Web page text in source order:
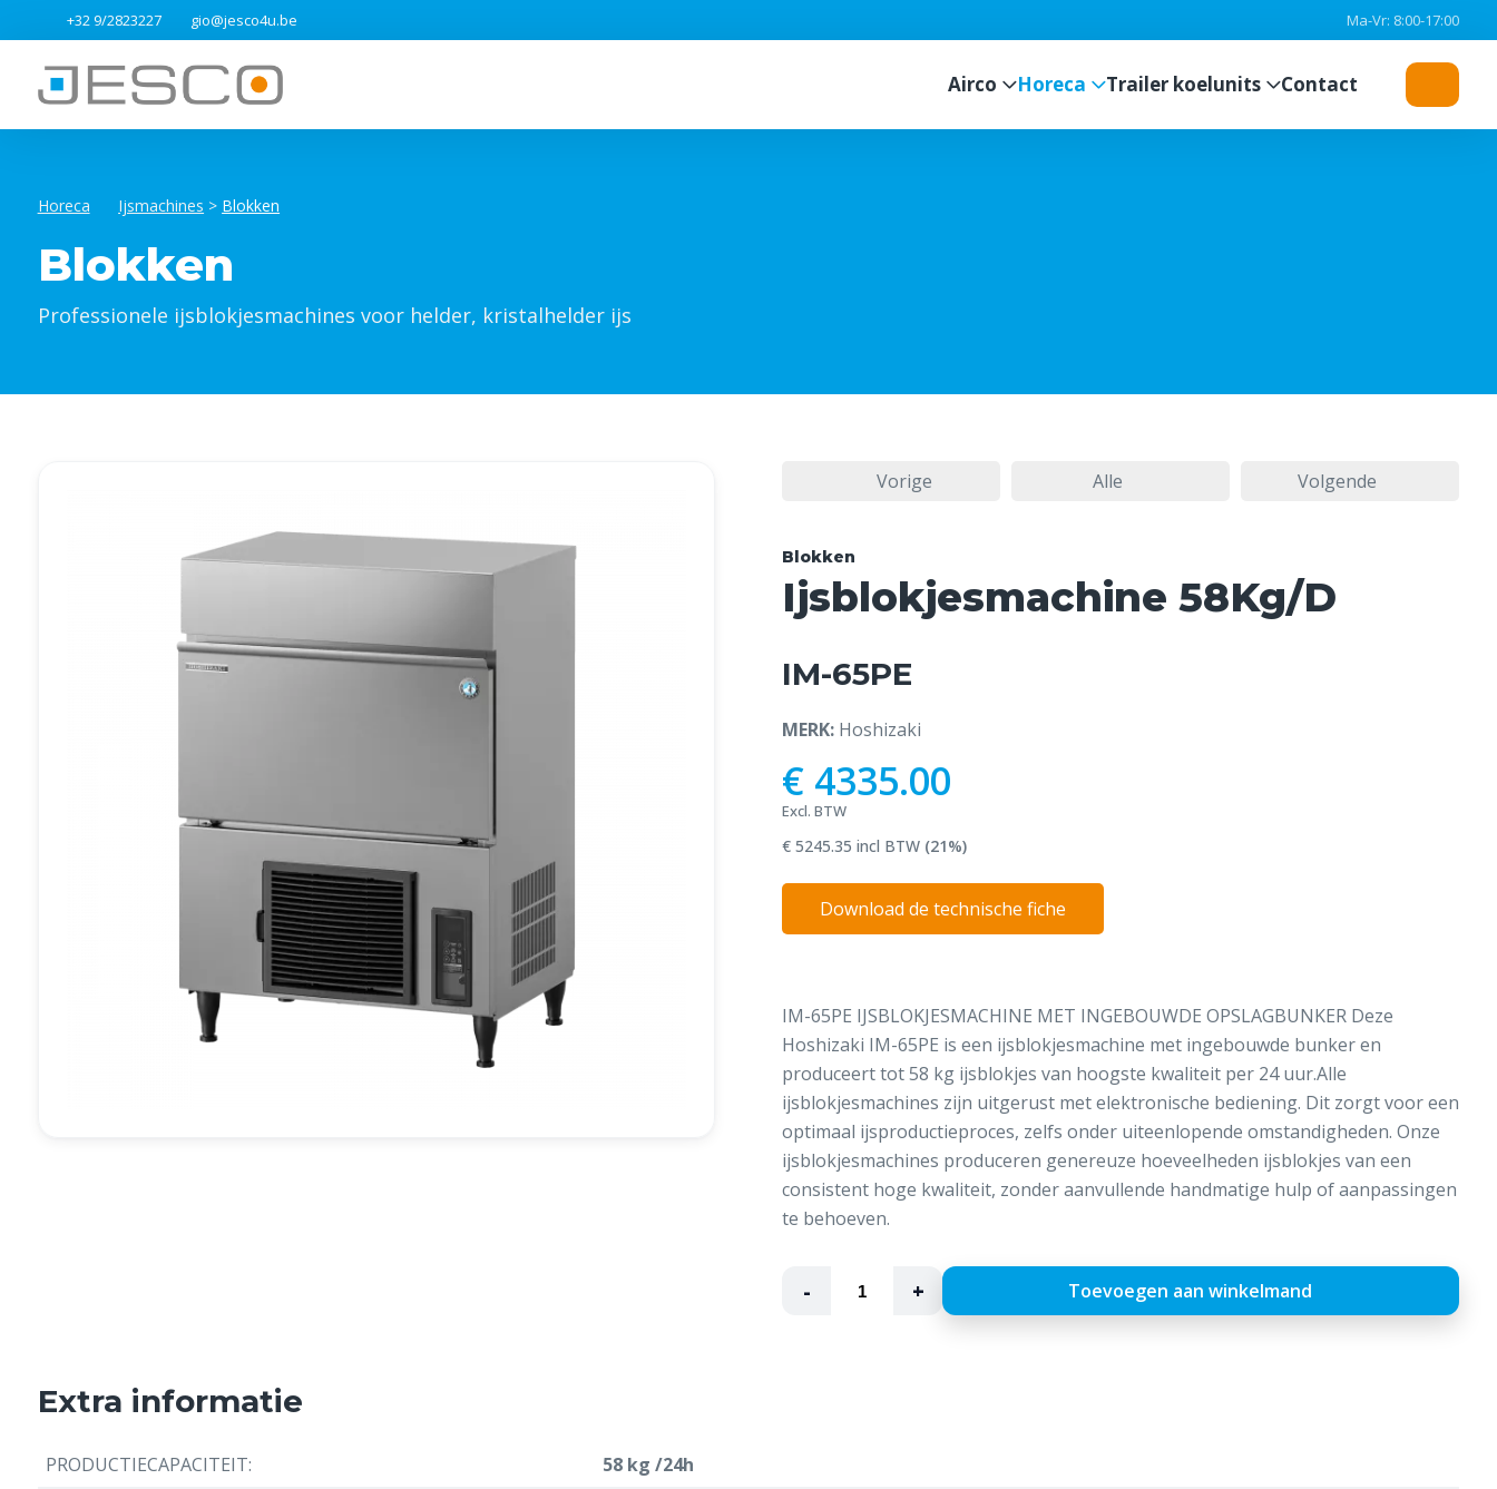
+32 9/2823227 gio@jesco4u.be Ma-Vr: 8:00-17:00
Airco Horeca Trailer koelunits Contact
Horeca Ijsmachines > Blokken
Blokken
Professionele ijsblokjesmachines voor helder, kristalhelder ijs
Vorige Alle Volgende
Blokken
Ijsblokjesmachine 58Kg/D
IM-65PE
MERK: Hoshizaki
€ 4335.00
Excl. BTW
€ 5245.35 incl BTW (21%)
Download de technische fiche
IM-65PE IJSBLOKJESMACHINE MET INGEBOUWDE OPSLAGBUNKER Deze
Hoshizaki IM-65PE is een ijsblokjesmachine met ingebouwde bunker en
produceert tot 58 kg ijsblokjes van hoogste kwaliteit per 24 uur.Alle
ijsblokjesmachines zijn uitgerust met elektronische bediening. Dit zorgt voor een
optimaal ijsproductieproces, zelfs onder uiteenlopende omstandigheden. Onze
ijsblokjesmachines produceren genereuze hoeveelheden ijsblokjes van een
consistent hoge kwaliteit, zonder aanvullende handmatige hulp of aanpassingen
te behoeven.
- + Toevoegen aan winkelmand
Extra informatie
PRODUCTIECAPACITEIT:
58 kg /24h